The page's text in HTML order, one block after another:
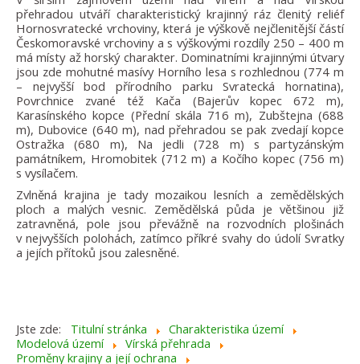
přehradou utváří charakteristický krajinný ráz členitý reliéf
Hornosvratecké vrchoviny, která je výškově nejčlenitější částí
Českomoravské vrchoviny a s výškovými rozdíly 250 – 400 m
má místy až horský charakter. Dominatními krajinnými útvary
jsou zde mohutné masívy Horního lesa s rozhlednou (774 m
– nejvyšší bod přírodního parku Svratecká hornatina),
Povrchnice zvané též Kača (Bajerův kopec 672 m),
Karasínského kopce (Přední skála 716 m), Zubštejna (688
m), Dubovice (640 m), nad přehradou se pak zvedají kopce
Ostražka (680 m), Na jedli (728 m) s partyzánským
památníkem, Hromobitek (712 m) a Kočího kopec (756 m)
s vysílačem.
Zvlněná krajina je tady mozaikou lesních a zemědělských
ploch a malých vesnic. Zemědělská půda je většinou již
zatravněná, pole jsou převážně na rozvodních plošinách
v nejvyšších polohách, zatímco příkré svahy do údolí Svratky
a jejích přítoků jsou zalesněné.
Jste zde: Titulní stránka
Charakteristika území
Modelová území
Vírská přehrada
Proměny krajiny a její ochrana